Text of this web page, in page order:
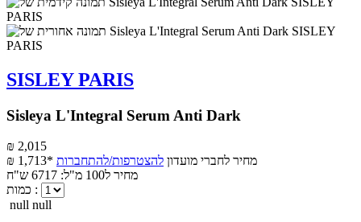
SISLEY PARIS
Sisleya L'Integral Serum Anti Dark
₪ 2,015
₪ 1,713*
מחיר לחברי מועדון להצטרפות/להתחברות
מחיר ל100 מ"ל: 6717 ש"ח
כמות :
null null